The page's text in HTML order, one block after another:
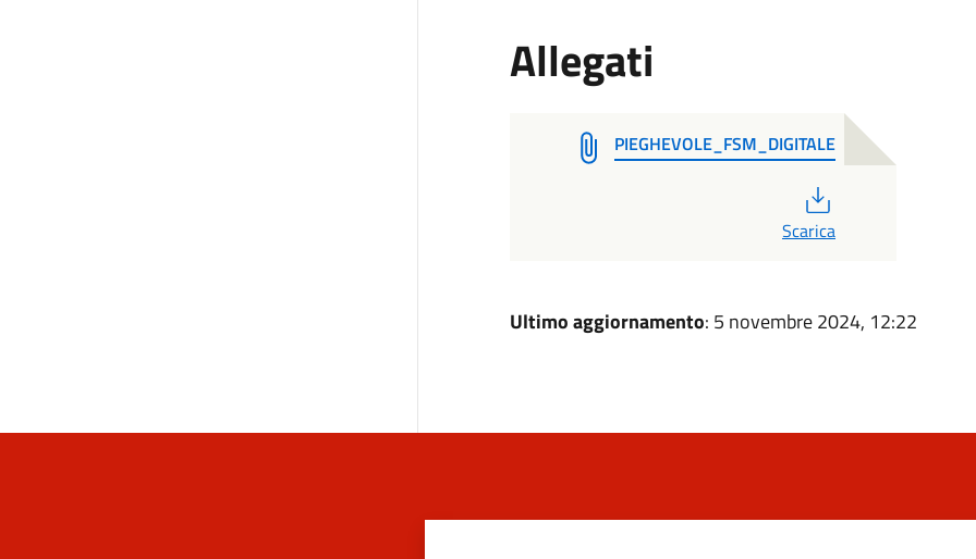
Allegati
PIEGHEVOLE_FSM_DIGITALE
Scarica
Ultimo aggiornamento: 5 novembre 2024, 12:22